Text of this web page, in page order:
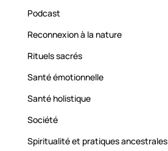
Podcast
Reconnexion à la nature
Rituels sacrés
Santé émotionnelle
Santé holistique
Société
Spiritualité et pratiques ancestrales